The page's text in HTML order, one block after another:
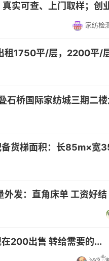
实可查、上门取样；创
家纺检
租1750平/层，2200平/
石桥国际家纺城三期二楼
货梯面积：长85m×宽
发：直角床单 工资好结
200出售 转给需要的...